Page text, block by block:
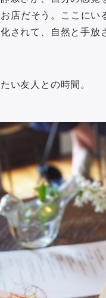
店だそう。ここにい
されて、自然と手
い友人との時間。